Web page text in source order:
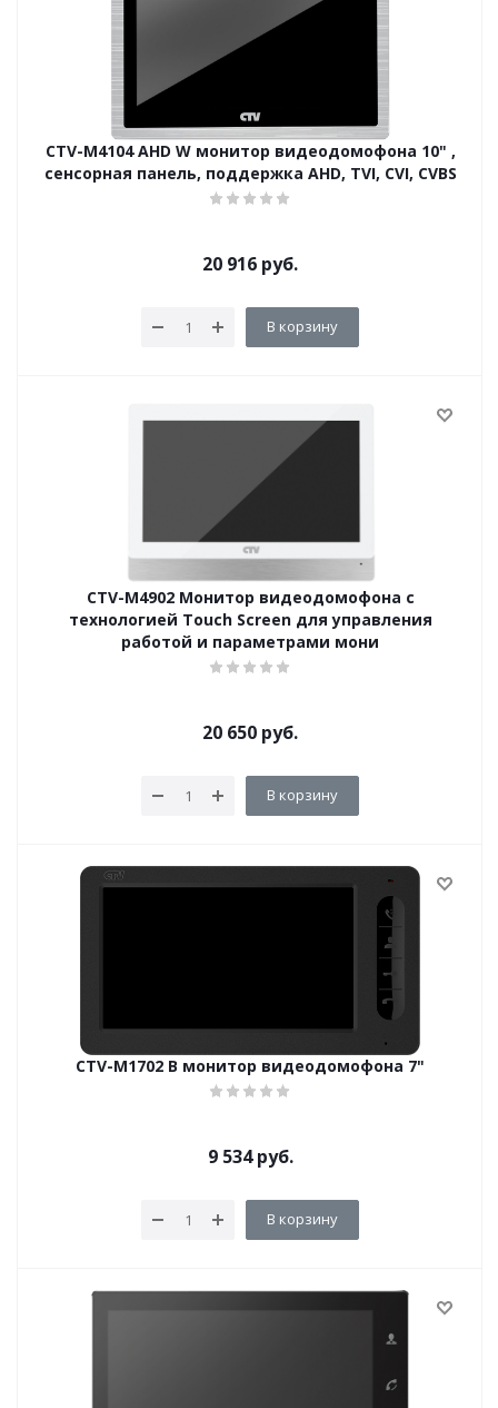
CTV-M4104 AHD W монитор видеодомофона 10" ,
сенсорная панель, поддержка AHD, TVI, CVI, CVBS
20 916 руб.
В корзину
CTV-M4902 Монитор видеодомофона с
технологией Touch Screen для управления
работой и параметрами мони
20 650 руб.
В корзину
CTV-M1702 B монитор видеодомофона 7"
9 534руб.
В корзину